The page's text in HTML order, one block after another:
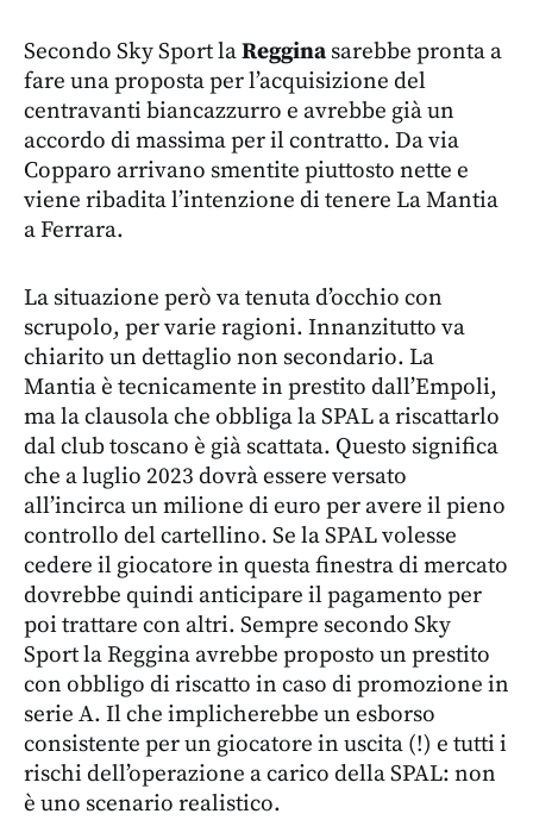
Secondo Sky Sport laReggina sarebbe pronta a
fare una proposta per l’acquisizione del
centravanti biancazzurro e avrebbe già un
accordo di massima per il contratto. Da via
Copparo arrivano smentite piuttosto nette e
viene ribadita l’intenzione di tenere La Mantia
a Ferrara.
La situazione però va tenuta d’occhio con
scrupolo, per varie ragioni. Innanzitutto va
chiarito un dettaglio non secondario. La
Mantia è tecnicamente in prestito dall’Empoli,
ma la clausola che obbliga la SPAL a riscattarlo
dal club toscano è già scattata. Questo significa
che a luglio 2023 dovrà essere versato
all’incirca un milione di euro per avere il pieno
controllo del cartellino. Se la SPAL volesse
cedere il giocatore in questa finestra di mercato
dovrebbe quindi anticipare il pagamento per
poi trattare con altri. Sempre secondo Sky
Sport la Reggina avrebbe proposto un prestito
con obbligo di riscatto in caso di promozione in
serie A. Il che implicherebbe un esborso
consistente per un giocatore in uscita (!) e tutti i
rischi dell’operazione a carico della SPAL: non
è uno scenario realistico.